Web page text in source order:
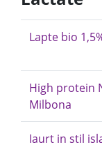
Lapte bio
High protein
Milbona
Iaurt in stil